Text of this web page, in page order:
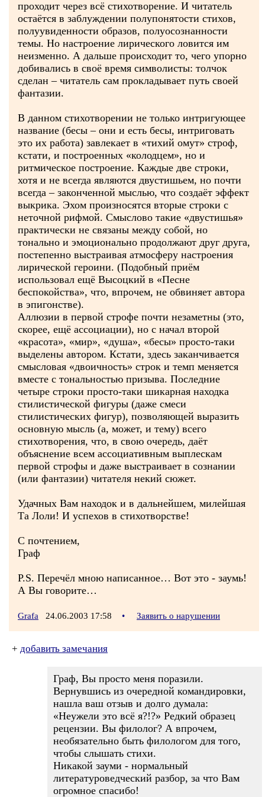
проходит через всё стихотворение. И читатель
остаётся в заблуждении полупонятости стихов,
полуувиденности образов, полуосознанности
темы. Но настроение лирического ловится им
неизменно. А дальше происходит то, чего упорно
добивались в своё время символисты: толчок
сделан – читатель сам прокладывает путь своей
фантазии.
В данном стихотворении не только интригующее
название (бесы – они и есть бесы, интриговать
это их работа) завлекает в «тихий омут» строф,
кстати, и построенных «колодцем», но и
ритмическое построение. Каждые две строки,
хотя и не всегда являются двустишьем, но почти
всегда – законченной мыслью, что создаёт эффект
выкрика. Эхом произносятся вторые строки с
неточной рифмой. Смыслово такие «двустишья»
практически не связаны между собой, но
тонально и эмоционально продолжают друг друга,
постепенно выстраивая атмосферу настроения
лирической героини. (Подобный приём
использовал ещё Высоцкий в «Песне
беспокойства», что, впрочем, не обвиняет автора
в эпигонстве).
Аллюзии в первой строфе почти незаметны (это,
скорее, ещё ассоциации), но с начал второй
«красота», «мир», «душа», «бесы» просто-таки
выделены автором. Кстати, здесь заканчивается
смысловая «двоичность» строк и темп меняется
вместе с тональностью призыва. Последние
четыре строки просто-таки шикарная находка
стилистической фигуры (даже смеси
стилистических фигур), позволяющей выразить
основную мысль (а, может, и тему) всего
стихотворения, что, в свою очередь, даёт
объяснение всем ассоциативным выплескам
первой строфы и даже выстраивает в сознании
(или фантазии) читателя некий сюжет.
Удачных Вам находок и в дальнейшем, милейшая
Та Лоли! И успехов в стихотворстве!
С почтением,
Граф
P.S. Перечёл мною написанное… Вот это - заумь!
А Вы говорите…
Grafa 24.06.2003 17:58 • Заявить о нарушении
+ добавить замечания
Граф, Вы просто меня поразили.
Вернувшись из очередной командировки,
нашла ваш отзыв и долго думала:
«Неужели это всё я?!?» Редкий образец
рецензии. Вы филолог? А впрочем,
необязательно быть филологом для того,
чтобы слышать стихи.
Никакой зауми - нормальный
литературоведческий разбор, за что Вам
огромное спасибо!